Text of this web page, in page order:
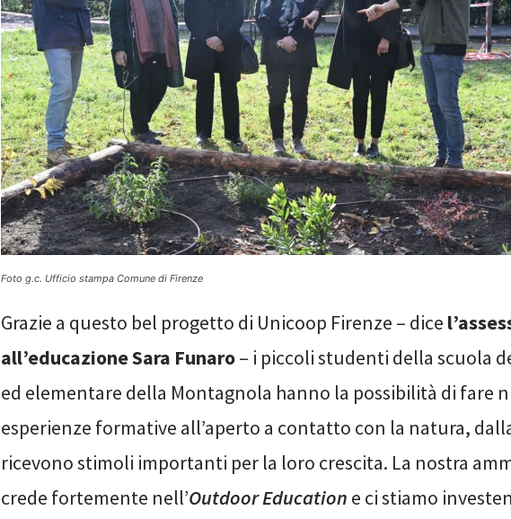
Foto g.c. Ufficio stampa Comune di Firenze
Grazie a questo bel progetto di Unicoop Firenze – dice
all’educazione Sara Funaro– i piccoli studenti della scuola
ed elementare della Montagnola hanno la possibilità di fare
esperienze formative all’aperto a contatto con la natura,
ricevono stimoli importanti per la loro crescita. La nostra
crede fortemente nell’Outdoor Education e ci stiamo